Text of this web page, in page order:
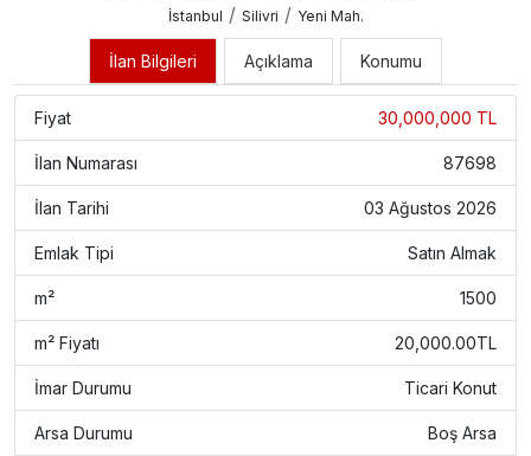
İstanbul / Silivri / Yeni Mah.
İlan Bilgileri Açıklama Konumu
Fiyat 30,000,000 TL
İlan Numarası 87698
İlan Tarihi 03 Ağustos 2026
Emlak Tipi Satın Almak
m² 1500
m² Fiyatı 20,000.00TL
İmar Durumu Ticari Konut
Arsa Durumu Boş Arsa